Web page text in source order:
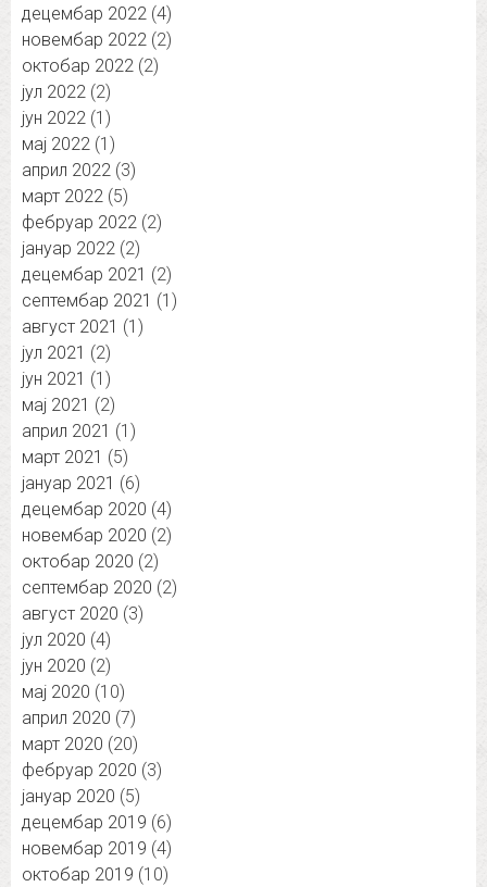
децембар 2022 (4)
новембар 2022 (2)
октобар 2022 (2)
јул 2022 (2)
јун 2022 (1)
мај 2022 (1)
април 2022 (3)
март 2022 (5)
фебруар 2022 (2)
јануар 2022 (2)
децембар 2021 (2)
септембар 2021 (1)
август 2021 (1)
јул 2021 (2)
јун 2021 (1)
мај 2021 (2)
април 2021 (1)
март 2021 (5)
јануар 2021 (6)
децембар 2020 (4)
новембар 2020 (2)
октобар 2020 (2)
септембар 2020 (2)
август 2020 (3)
јул 2020 (4)
јун 2020 (2)
мај 2020 (10)
април 2020 (7)
март 2020 (20)
фебруар 2020 (3)
јануар 2020 (5)
децембар 2019 (6)
новембар 2019 (4)
октобар 2019 (10)